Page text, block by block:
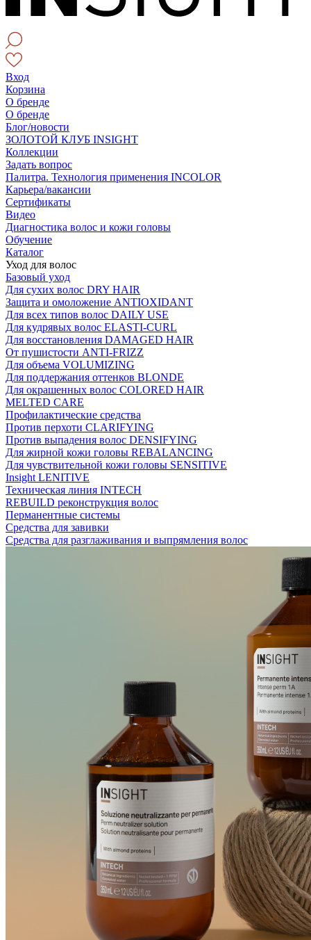
Вход
Корзина
О бренде
О бренде
Блог/новости
ЗОЛОТОЙ КЛУБ INSIGHT
Коллекции
Задать вопрос
Палитра. Технология применения INCOLOR
Карьера/вакансии
Сертификаты
Видео
Диагностика волос и кожи головы
Обучение
Каталог
Уход для волос
Базовый уход
Для сухих волос DRY HAIR
Защита и омоложение ANTIOXIDANT
Для всех типов волос DAILY USE
Для кудрявых волос ELASTI-CURL
Для восстановления DAMAGED HAIR
От пушистости ANTI-FRIZZ
Для объема VOLUMIZING
Для поддержания оттенков BLONDE
Для окрашенных волос COLORED HAIR
MELTED CARE
Профилактические средства
Против перхоти CLARIFYING
Против выпадения волос DENSIFYING
Для жирной кожи головы REBALANCING
Для чувствительной кожи головы SENSITIVE
Insight LENITIVE
Техническая линия INTECH
REBUILD реконструкция волос
Перманентные системы
Средства для завивки
Средства для разглаживания и выпрямления волос